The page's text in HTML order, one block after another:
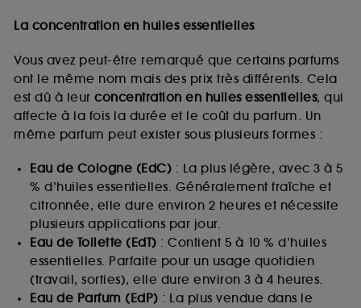
La concentration en huiles essentielles
Vous avez peut-être remarqué que certains parfums
ont le même nom mais des prix très différents. Cela
est dû à leur concentration en huiles essentielles, qui
affecte à la fois la durée et le coût du parfum. Un
même parfum peut exister sous plusieurs formes :
Eau de Cologne (EdC) : La plus légère, avec 3 à 5
% d’huiles essentielles. Généralement fraîche et
citronnée, elle dure environ 2 heures et nécessite
plusieurs applications par jour.
Eau de Toilette (EdT) : Contient 5 à 10 % d’huiles
essentielles. Parfaite pour un usage quotidien
(travail, sorties), elle dure environ 3 à 4 heures.
Eau de Parfum (EdP) : La plus vendue dans le